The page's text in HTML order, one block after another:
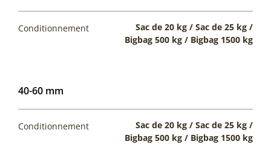
Conditionnement
Sac de 20 kg / Sac de 25 kg /
Bigbag 500 kg / Bigbag 1500 kg
40-60 mm
Conditionnement
Sac de 20 kg / Sac de 25 kg /
Bigbag 500 kg / Bigbag 1500 kg